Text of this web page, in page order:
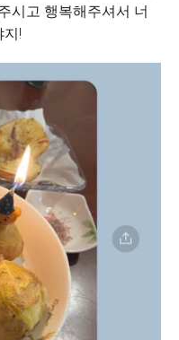
시고 행복해주셔서 너
!